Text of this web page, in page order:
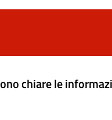
chiare le